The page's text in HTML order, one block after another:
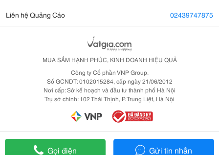
Gọi điện Gửi tin nhắn
Liên hệ Quảng Cáo 02439747875
MUA SẮM HẠNH PHÚC, KINH DOANH HIỆU QUẢ
Công ty Cổ phần VNP Group.
Số GCNDT: 0102015284, cấp ngày 21/06/2012
Nơi cấp: Sở kế hoạch và đầu tư thành phố Hà Nội
Trụ sở chính: 102 Thái Thịnh, P. Trung Liệt, Hà Nội